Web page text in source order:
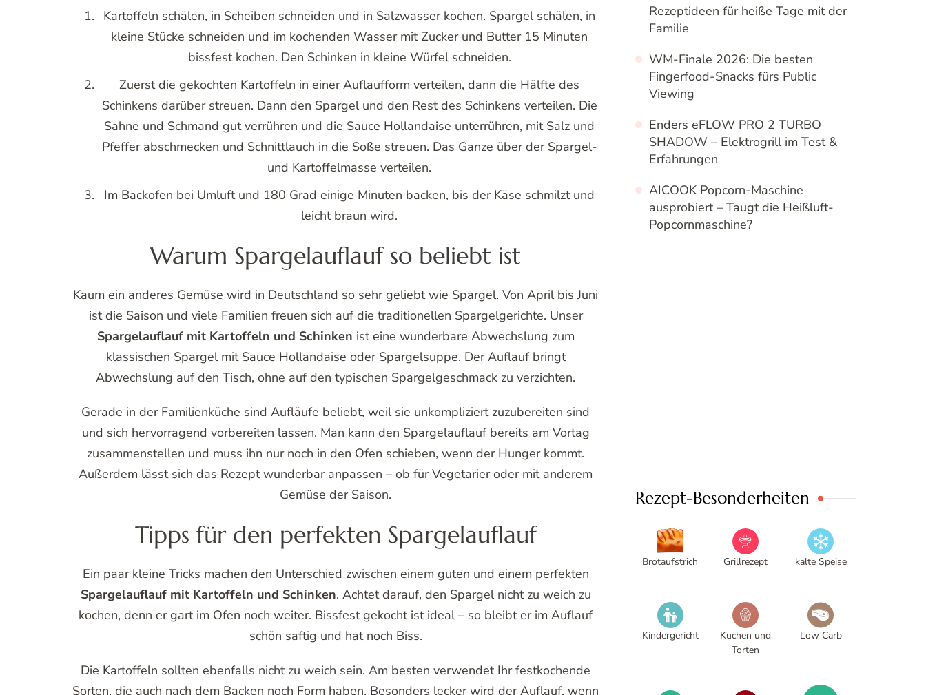
Salz
Pfeffer
Kartoffeln schälen, in Scheiben schneiden und in Salzwasser kochen. Spargel schälen, in
kleine Stücke schneiden und im kochenden Wasser mit Zucker und Butter 15 Minuten
bissfest kochen. Den Schinken in kleine Würfel schneiden.
Zuerst die gekochten Kartoffeln in einer Auflaufform verteilen, dann die Hälfte des
Schinkens darüber streuen. Dann den Spargel und den Rest des Schinkens verteilen. Die
Sahne und Schmand gut verrühren und die Sauce Hollandaise unterrühren, mit Salz und
und Kartoffelmasse verteilen.
leicht braun wird.
Warum Spargelauflauf so beliebt ist
Kaum ein anderes Gemüse wird in Deutschland so sehr geliebt wie Spargel. Von April bis Juni
Spargelauflauf mit Kartoffeln und Schinkenist eine wunderbare Abwechslung zum
klassischen Spargel mit Sauce Hollandaise oder Spargelsuppe. Der Auflauf bringt
Abwechslung auf den Tisch, ohne auf den typischen Spargelgeschmack zu verzichten.
Gerade in der Familienküche sind Aufläufe beliebt, weil sie unkompliziert zuzubereiten sind
zusammenstellen und muss ihn nur noch in den Ofen schieben, wenn der Hunger kommt.
Gemüse der Saison.
Tipps für den perfekten Spargelauflauf
Spargelauflauf mit Kartoffeln und Schinken . Achtet darauf, den Spargel nicht zu weich zu
Rezeptideen für heiße Tage mit der
Familie
WM-Finale 2026: Die besten
Fingerfood-Snacks fürs Public
Viewing
Enders eFLOW PRO 2 TURBO
SHADOW – Elektrogrill im Test &
Erfahrungen
AICOOK Popcorn-Maschine
ausprobiert – Taugt die Heißluft-
Popcornmaschine?
Rezept-Besonderheiten
Brotaufstrich Grillrezept kalte Speise
Kindergericht
Kuchen und
Torten
Low Carb